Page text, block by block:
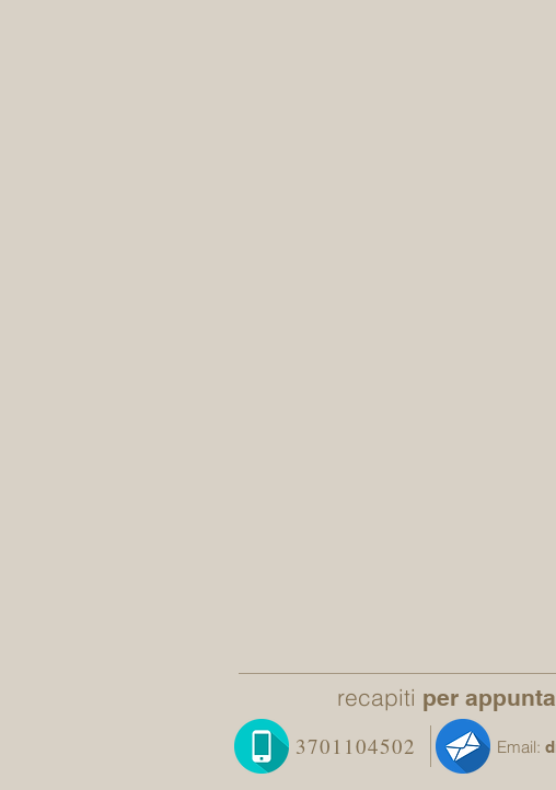
recapiti per
3701104502
Email: